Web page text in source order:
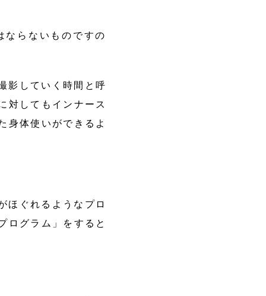
らないものですの
影していく時間と呼
対してもインナース
身体使いができるよ
ほぐれるようなプロ
グラム」をすると